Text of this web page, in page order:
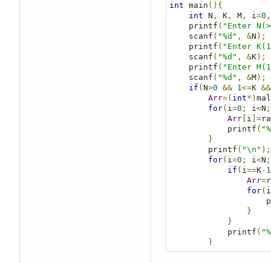
int main (){
int N , K, M, i=0 ,
    printf
( "Enter
    scanf
( "%d" , &N );
    printf
( "Enter
    scanf
( "%d" , &K);
    printf
( "Enter
    scanf
( "%d" , &M);
if ( N>0 && 1<=K &&
Arr=( int*)
for( i=0 ; i<N ;
Arr[ i ]=
            printf
(
}
        printf
( "\n" );
for( i=0 ; i<N ;
if ( i==K- 1
Arr=
for( i
}
}
            printf
(
}
        free
(Arr);